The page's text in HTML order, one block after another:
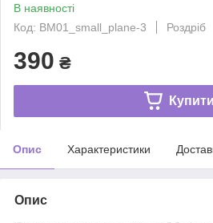
В наявності
Код: BM01_small_plane-3
Роздріб
390 ₴
Купити
Опис Характеристики
Опис